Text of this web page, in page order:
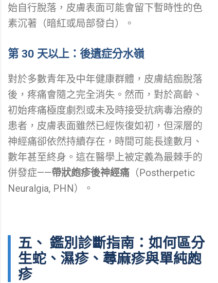
始自行脫落，皮膚表面可能會留下暫時性的色
素沉著（暗紅或局部發白）。
第 30 天以上：後遺症分水嶺
對於多數青年及中年健康群體，皮膚結痂脫落
後，疼痛會隨之完全消失。然而，對於高齡、
初始疼痛極度劇烈或未及時接受抗病毒治療的
患者，皮膚表面雖然已經恢復如初，但深層的
神經痛卻依然持續存在，時間可能長達數月、
數年甚至終身。這在醫學上被定義為最棘手的
併發症——帶狀皰疹後神經痛 （Postherpetic
Neuralgia, PHN）。
五、 鑑別診斷指南：如何區分
生蛇、濕疹、蕁麻疹與單純皰
疹